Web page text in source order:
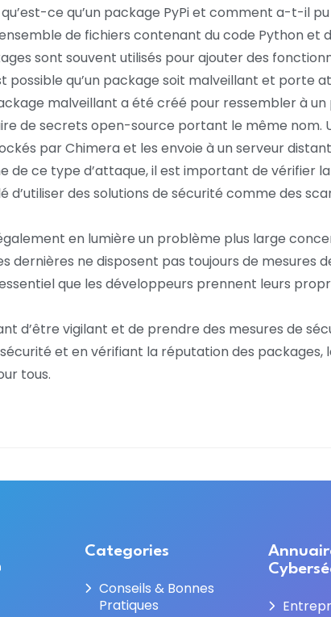
ce qu’un package PyPi et comment a-t-il
de fichiers contenant du code Python
sont souvent utilisés pour ajouter des
possible qu’un package soit malveillant et porte
malveillant a été créé pour ressembler à
de secrets open-source portant le même
par Chimera et les envoie à un serveur
de ce type d’attaque, il est important de vérifier
des solutions de sécurité comme des
en lumière un problème plus large
dernières ne disposent pas toujours de
que les développeurs prennent leurs
d’être vigilant et de prendre des mesures de
sécurité et en vérifiant la réputation des
tous.
Categories
Conseils & Bonnes
Pratiques